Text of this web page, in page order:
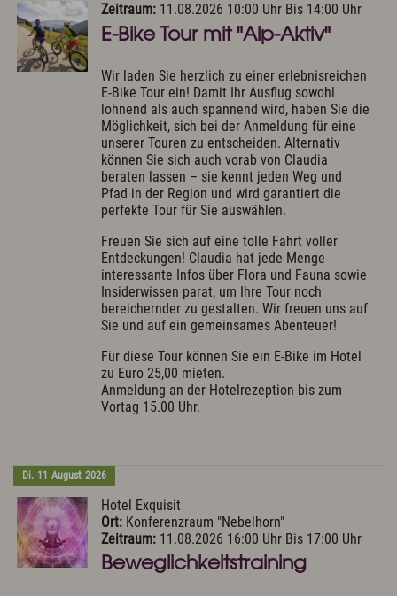
Zeitraum: 11.08.2026 10:00 Uhr Bis 14:00 Uhr
E-Bike Tour mit "Alp-Aktiv"
Wir laden Sie herzlich zu einer erlebnisreichen
E-Bike Tour ein! Damit Ihr Ausflug sowohl
lohnend als auch spannend wird, haben Sie die
Möglichkeit, sich bei der Anmeldung für eine
unserer Touren zu entscheiden. Alternativ
können Sie sich auch vorab von Claudia
beraten lassen – sie kennt jeden Weg und
Pfad in der Region und wird garantiert die
perfekte Tour für Sie auswählen.
Freuen Sie sich auf eine tolle Fahrt voller
Entdeckungen! Claudia hat jede Menge
interessante Infos über Flora und Fauna sowie
Insiderwissen parat, um Ihre Tour noch
bereichernder zu gestalten. Wir freuen uns auf
Sie und auf ein gemeinsames Abenteuer!
Für diese Tour können Sie ein E-Bike im Hotel
zu Euro 25,00 mieten.
Anmeldung an der Hotelrezeption bis zum
Vortag 15.00 Uhr.
Di. 11 August 2026
Hotel Exquisit
Ort: Konferenzraum "Nebelhorn"
Zeitraum: 11.08.2026 16:00 Uhr Bis 17:00 Uhr
Beweglichkeitstraining